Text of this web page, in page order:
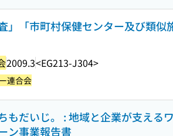
」「市町村保健センター及び類
2009.3<EG213-J304>
連合会
もだいじ。 : 地域と企業が支える
ン事業報告書